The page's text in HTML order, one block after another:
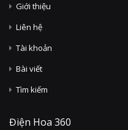
Giới thiệu
Liên hệ
Tài khoản
Bài viết
Tìm kiếm
Điện Hoa 360